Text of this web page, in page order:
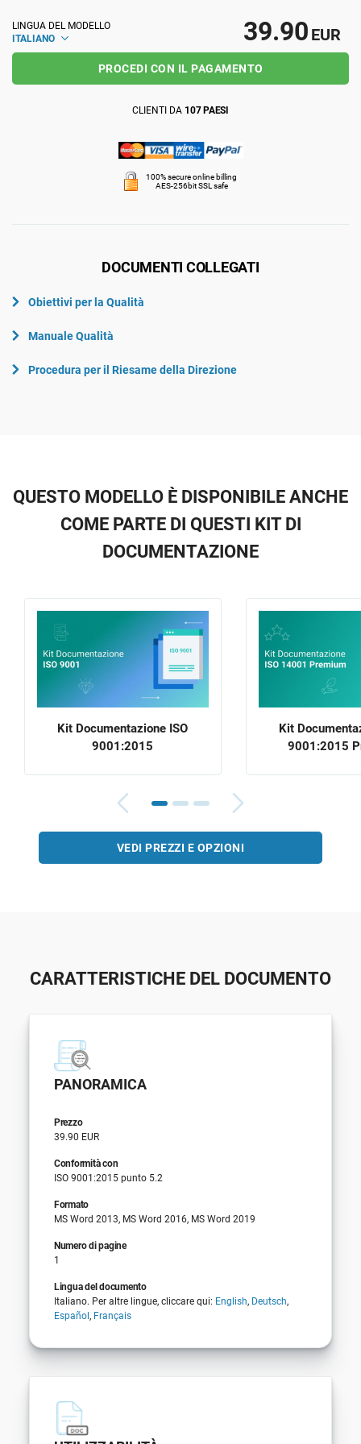
ISO 22301
Organizzazioni sanitarie
Dispositivi medici
LINGUA DEL MODELLO
ITALIANO
39.90 EUR
PROCEDI CON IL PAGAMENTO
CLIENTI DA 107 PAESI
100% secure online billing
AES-256bit SSL safe
DOCUMENTI COLLEGATI
Obiettivi per la Qualità
Manuale Qualità
Procedura per il Riesame della Direzione
QUESTO MODELLO È DISPONIBILE ANCHE
COME PARTE DI QUESTI KIT DI
DOCUMENTAZIONE
Kit Documentazione ISO
9001:2015
Kit
9001:2015
VEDI PREZZI E OPZIONI
CARATTERISTICHE DEL DOCUMENTO
PANORAMICA
Prezzo
39.90 EUR
Conformità con
ISO 9001:2015 punto 5.2
Formato
MS Word 2013, MS Word 2016, MS Word 2019
Numero di pagine
1
Lingua del documento
Italiano. Per altre lingue, cliccare qui: English, Deutsch,
Español, Français